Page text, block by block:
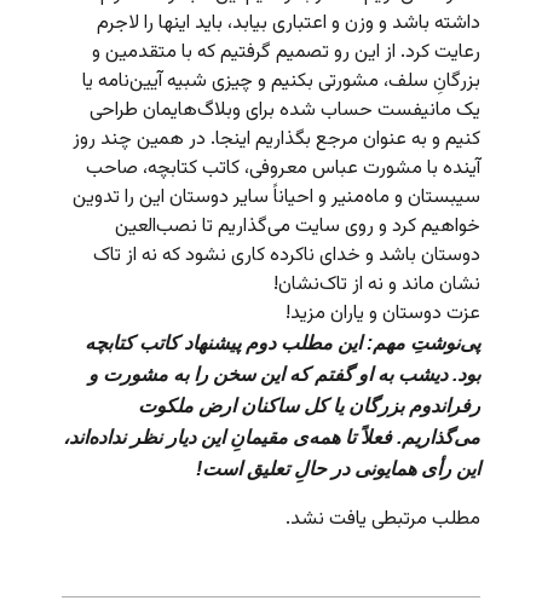
داشته باشد و وزن و اعتباری بیابد، باید اینها را لاجرم
رعایت کرد. از این رو تصمیم گرفتیم که با متقدمین و
بزرگانِ سلف، مشورتی بکنیم و چیزی شبیه آیین‌نامه یا
یک مانیفست حساب شده برای وبلاگ‌هایمان طراحی
کنیم و به عنوان مرجع بگذاریم اینجا. در همین چند روز
آینده با مشورت عباس معروفی، کاتب کتابچه، صاحب
سیبستان و ماه‌منیر و احیاناً سایر دوستان این را تدوین
خواهیم کرد و روی سایت می‌گذاریم تا نصب‌العین
دوستان باشد و خدای ناکرده کاری نشود که نه از تاک
نشان ماند و نه از تاک‌نشان!
عزت دوستان و یاران مزید!
پی‌نوشتِ مهم: این مطلب دوم پیشنهاد کاتب کتابچه
بود. دیشب به او گفتم که این سخن را به مشورت و
رفراندوم بزرگان یا کل ساکنان ارض ملکوت
می‌گذاریم. فعلاً تا همه‌ی مقیمانِ این دیار نظر نداده‌اند،
این رأی همایونی در حالِ تعلیق است!
مطلب مرتبطی یافت نشد.